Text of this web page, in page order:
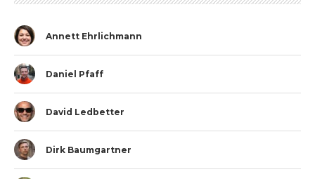
Annett Ehrlichmann
Daniel Pfaff
David Ledbetter
Dirk Baumgartner